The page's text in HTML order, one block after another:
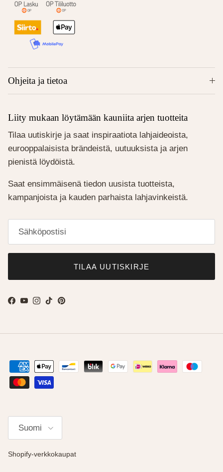
Ohjeita ja tietoa
Liity mukaan löytämään kauniita arjen tuotteita
Tilaa uutiskirje ja saat inspiraatiota lahjaideoista,
eurooppalaisista brändeistä, uutuuksista ja arjen
pienistä löydöistä.
Saat ensimmäisenä tiedon uusista tuotteista,
kampanjoista ja kauden parhaista lahjavinkeistä.
TILAA UUTISKIRJE
Facebook
YouTube
Instagram
TikTokPinterest
Suomi
Shopify-verkkokaupat